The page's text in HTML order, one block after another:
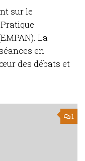
sur le
La
en
des débats et
1